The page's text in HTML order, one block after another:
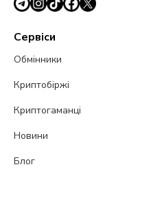
Сервіси
Обмінники
Криптобіржі
Криптогаманці
Новини
Блог